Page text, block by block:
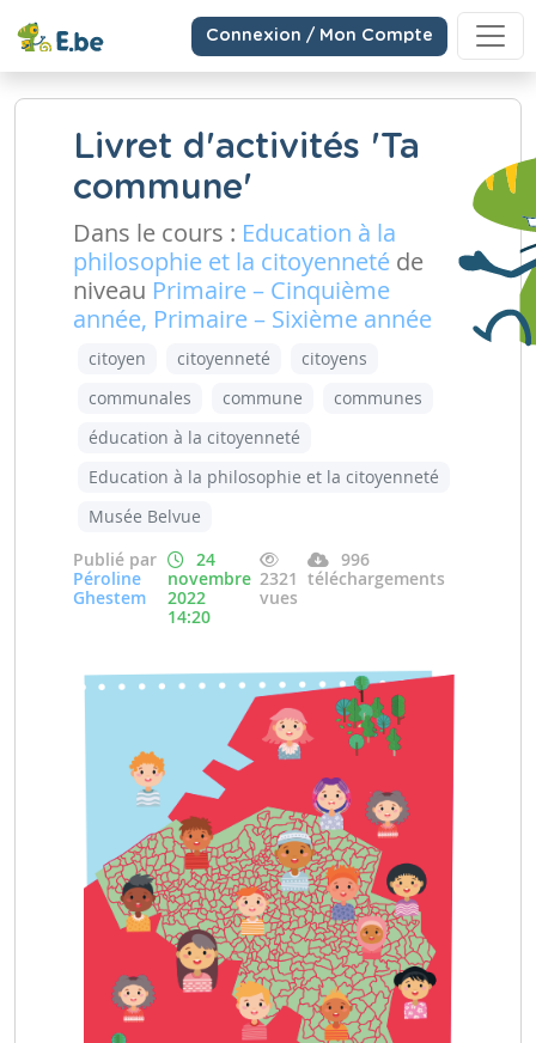
Connexion / Mon Compte
Livret d'activités 'Ta
commune'
Dans le cours : Education à la
philosophie et la citoyenneté de
niveau Primaire – Cinquième
année, Primaire – Sixième année
citoyen citoyenneté
citoyens
communales
commune
communes
éducation à la citoyenneté
Education à la philosophie et la citoyenneté
Musée Belvue
Publié par
Péroline
Ghestem
24
novembre
2022
14:20
2321
vues
996
téléchargements